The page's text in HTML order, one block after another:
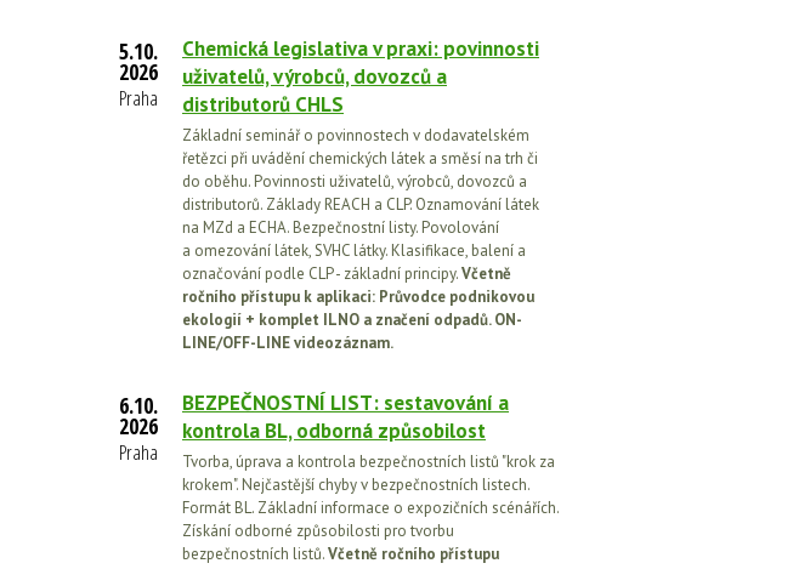
5.10.
2026
Praha
Chemická legislativa v praxi: povinnosti
uživatelů, výrobců, dovozců a
distributorů CHLS
Základní seminář o povinnostech v dodavatelském
řetězci při uvádění chemických látek a směsí na trh či
do oběhu. Povinnosti uživatelů, výrobců, dovozců a
distributorů. Základy REACH a CLP. Oznamování látek
na MZd a ECHA. Bezpečnostní listy. Povolování
a omezování látek, SVHC látky. Klasifikace, balení a
označování podle CLP - základní principy.Včetně
ročního přístupu k aplikaci: Průvodce podnikovou
ekologií + komplet ILNO a značení odpadů. ON-
LINE/OFF-LINE videozáznam.
6.10.
2026
Praha
BEZPEČNOSTNÍ LIST: sestavování a
kontrola BL, odborná způsobilost
Tvorba, úprava a kontrola bezpečnostních listů "krok za
krokem". Nejčastější chyby v bezpečnostních listech.
Formát BL. Základní informace o expozičních scénářích.
Získání odborné způsobilosti pro tvorbu
bezpečnostních listů.Včetně ročního přístupu